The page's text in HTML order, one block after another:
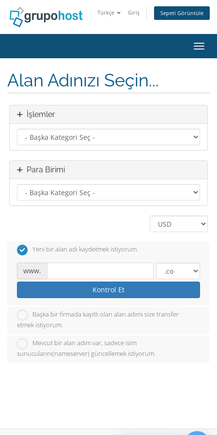
Türkçe Giriş Sepeti Görüntüle
Alan Adınızı Seçin...
İşlemler
Para Birimi
Yeni bir alan adı kaydetmek istiyorum.
www.
Kontrol Et
Başka bir firmada kayıtlı olan alan adımı size transfer
etmek istiyorum.
Mevcut bir alan adım var, sadece isim
sunucularını(nameserver) güncellemek istiyorum.